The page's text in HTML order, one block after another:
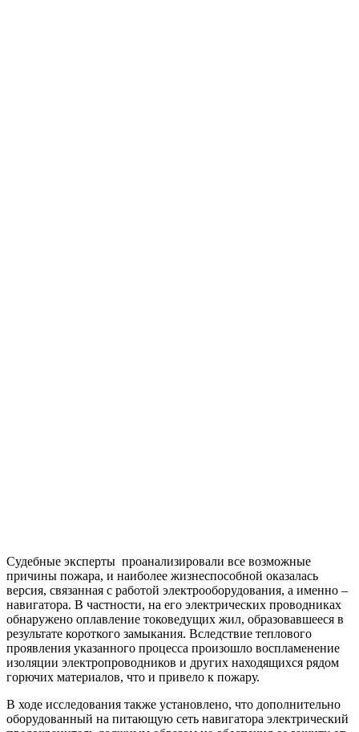
Судебные эксперты проанализировали все возможные
причины пожара, и наиболее жизнеспособной оказалась
версия, связанная с работой электрооборудования, а именно –
навигатора. В частности, на его электрических проводниках
обнаружено оплавление токоведущих жил, образовавшееся в
результате короткого замыкания. Вследствие теплового
проявления указанного процесса произошло воспламенение
изоляции электропроводников и других находящихся рядом
горючих материалов, что и привело к пожару.
В ходе исследования также установлено, что дополнительно
оборудованный на питающую сеть навигатора электрический